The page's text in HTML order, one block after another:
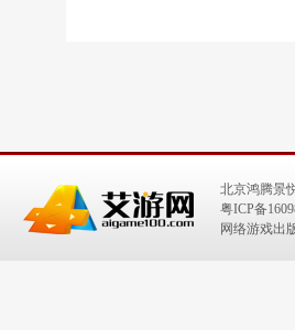
北京鸿腾景
粤ICP备
网络游戏出